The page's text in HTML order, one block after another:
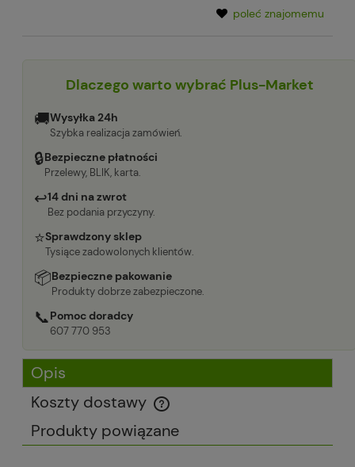
poleć znajomemu
Dlaczego warto wybrać Plus-Market
🚚Wysyłka 24h
Szybka realizacja zamówień.
🔒Bezpieczne płatności
Przelewy, BLIK, karta.
↩14 dni na zwrot
Bez podania przyczyny.
⭐Sprawdzony sklep
Tysiące zadowolonych klientów.
📦Bezpieczne pakowanie
Produkty dobrze zabezpieczone.
📞Pomoc doradcy
607 770 953
Opis
Koszty dostawy
Cena nie zawiera ewentualnych kosztów płatności
Produkty powiązane